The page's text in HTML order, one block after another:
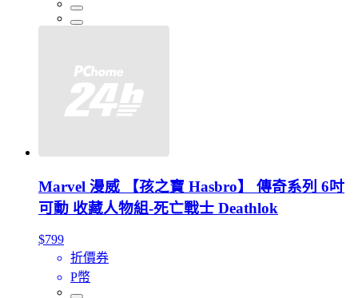
Marvel 漫威 【孩之寶 Hasbro】 傳奇系列 6吋
可動 收藏人物組-死亡戰士 Deathlok
$799
折價券
P幣